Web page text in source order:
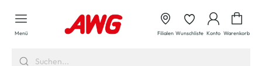
springen
Menü Filialen Wunschliste Konto Warenkorb